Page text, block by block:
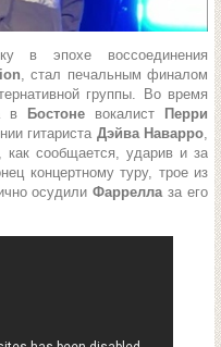
в эпохе воссоединения
, стал печальным финалом
группы. Во время
в
Бостоне вокалист
Перри
гитариста Дэйва Наварро,
сообщается, ударив и за
концертному туру, трое из
осудилиФарреллаза его